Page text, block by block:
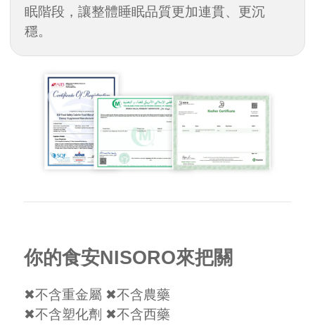
眠階段，讓整體睡眠品質更加連貫、更沉
穩。
你的食安NISORO來把關
✖不含重金屬 ✖不含農藥
✖不含塑化劑 ✖不含西藥